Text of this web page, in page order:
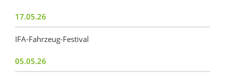
17.05.26
IFA-Fahrzeug-Festival
05.05.26